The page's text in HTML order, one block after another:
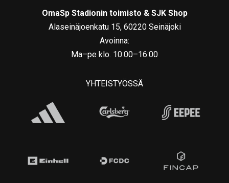
OmaSp Stadionin toimisto & SJK Shop
Alaseinäjoenkatu 15, 60220 Seinäjoki
Avoinna:
Ma–pe klo. 10:00–16:00
YHTEISTYÖSSÄ